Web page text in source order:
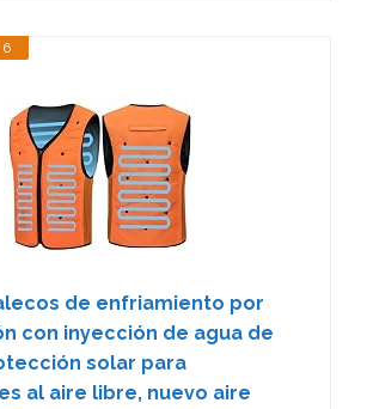
6
de enfriamiento por
con inyección de agua de
solar para
al aire libre, nuevo aire